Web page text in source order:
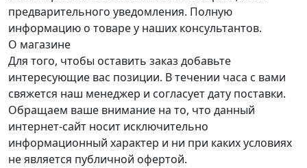
предварительного уведомления. Полную
информацию о товаре у наших консультантов.
О магазине
Для того, чтобы оставить заказ добавьте
интересующие вас позиции. В течении часа с вами
свяжется наш менеджер и согласует дату поставки.
Обращаем ваше внимание на то, что данный
интернет-сайт носит исключительно
информационный характер и ни при каких условиях
не является публичной офертой.